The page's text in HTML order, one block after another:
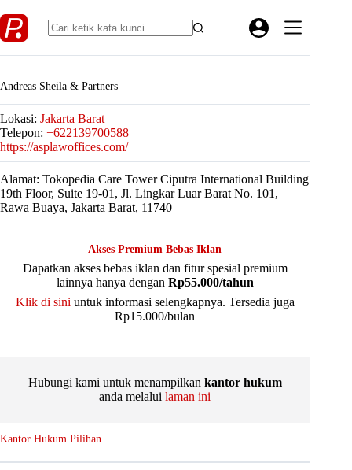
to
content
Andreas Sheila & Partners
Lokasi: Jakarta Barat
Telepon: +622139700588
https://asplawoffices.com/
Alamat: Tokopedia Care Tower Ciputra International Building
19th Floor, Suite 19-01, Jl. Lingkar Luar Barat No. 101,
Rawa Buaya, Jakarta Barat, 11740
Akses Premium Bebas Iklan
Dapatkan akses bebas iklan dan fitur spesial premium
lainnya hanya dengan Rp55.000/tahun
Klik di sini untuk informasi selengkapnya. Tersedia juga
Rp15.000/bulan
Hubungi kami untuk menampilkan kantor hukum
anda melaluilaman ini
Kantor Hukum Pilihan